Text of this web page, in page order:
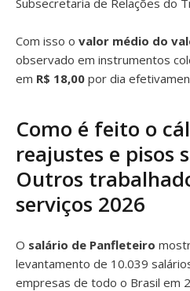
Subsecretaria de Relações do
Com isso o valor médio do
observado em instrumentos
em R$ 18,00 por dia
Como é feito o
reajustes e pisos
Outros
serviços 2026
O salário de Panfleteiro
levantamento de 10.039
empresas de todo o Brasil em